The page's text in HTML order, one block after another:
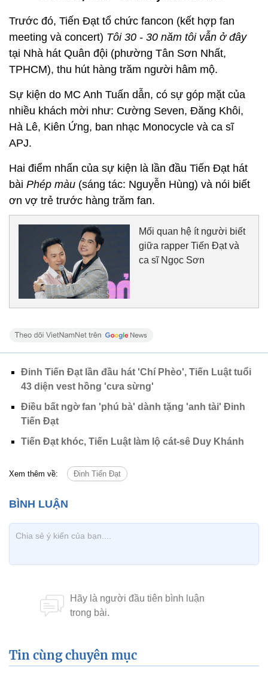
Trước đó, Tiến Đạt tổ chức fancon (kết hợp fan
meeting và concert) Tôi 30 - 30 năm tôi vẫn ở đây
tại Nhà hát Quân đội (phường Tân Sơn Nhất,
TPHCM), thu hút hàng trăm người hâm mộ.
Sự kiện do MC Anh Tuấn dẫn, có sự góp mặt của
nhiều khách mời như: Cường Seven, Đăng Khôi,
Hà Lê, Kiên Ứng, ban nhạc Monocycle và ca sĩ
APJ.
Hai điểm nhấn của sự kiện là lần đầu Tiến Đạt hát
bài Phép màu (sáng tác: Nguyễn Hùng) và nói biết
ơn vợ trẻ trước hàng trăm fan.
Mối quan hệ ít người biết
giữa rapper Tiến Đạt và
ca sĩ Ngọc Sơn
Đinh Tiến Đạt lần đầu hát 'Chí Phèo', Tiến Luật tuổi
43 diện vest hồng 'cưa sừng'
Điều bất ngờ fan 'phú bà' dành tặng 'anh tài' Đinh
Tiến Đạt
Tiến Đạt khóc, Tiến Luật làm lộ cát-sê Duy Khánh
Xem thêm về: Đinh Tiến Đạt
Tin cùng chuyên mục